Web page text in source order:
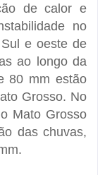
de calor e
no
e oeste de
ao longo da
80 mm estão
Grosso. No
Mato Grosso
das chuvas,